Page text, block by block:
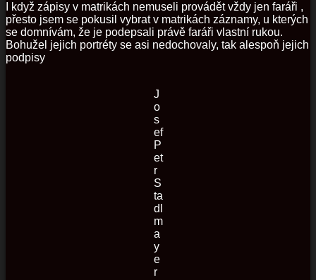
I když zápisy v matrikách nemuseli provádět vždy jen faráři ,
přesto jsem se pokusil vybrat v matrikách záznamy, u kterých
se domnívám, že je podepsali právě faráři vlastní rukou.
Bohužel jejich portréty se asi nedochovaly, tak alespoň jejich
podpisy
J
o
s
ef
P
et
r
S
ta
dl
m
a
y
e
r